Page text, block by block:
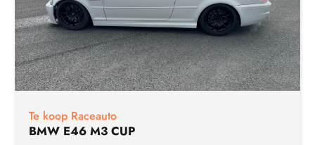
Te koop Raceauto
BMW E46 M3 CUP